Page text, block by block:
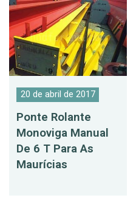
20 de abril de 2017
Ponte Rolante
Monoviga Manual
De 6 T Para As
Maurícias